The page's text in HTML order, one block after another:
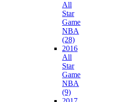
All
Star
Game
NBA
(28)
2016
All
Star
Game
NBA
(9)